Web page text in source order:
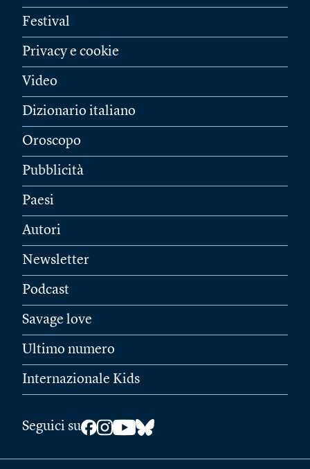
Festival
Privacy e cookie
Video
Dizionario italiano
Oroscopo
Pubblicità
Paesi
Autori
Newsletter
Podcast
Savage love
Ultimo numero
Internazionale Kids
Seguici su